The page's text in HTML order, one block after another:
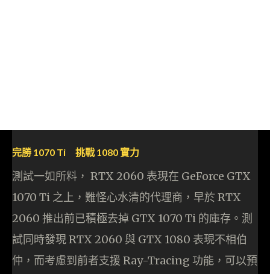
完勝 1070 Ti 挑戰 1080 實力
測試一如所料， RTX 2060 表現在 GeForce GTX
1070 Ti 之上，難怪心水清的代理商，早於 RTX
2060 推出前已積極去掉 GTX 1070 Ti 的庫存。測
試同時發現 RTX 2060 與 GTX 1080 表現不相伯
仲，而考慮到前者支援 Ray-Tracing 功能，可以預